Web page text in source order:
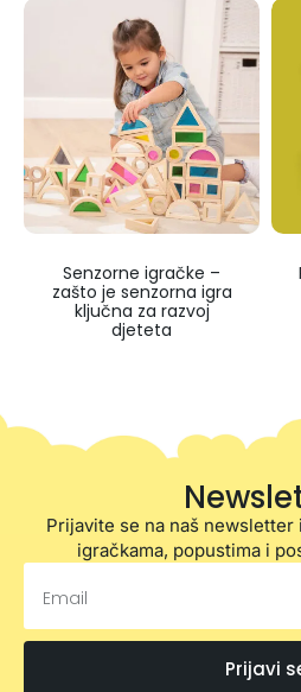
Senzorne igračke –
zašto je senzorna igra
ključna za razvoj
djeteta
Prijavite se na naš newsletter
igračkama, popustima i
Prijavi